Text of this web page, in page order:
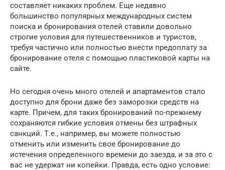
составляет никаких проблем. Еще недавно
большинство популярных международных систем
поиска и бронирования отелей ставили довольно
строгие условия для путешественников и туристов,
требуя частично или полностью внести предоплату за
бронирование отеля с помощью пластиковой карты на
сайте.
Но сегодня очень много отелей и апартаментов стало
доступно для брони даже без заморозки средств на
карте. Причем, для таких бронирований по-прежнему
сохраняются гибкие условия отмены без штрафных
санкций. Т.е., например, вы можете полностью
отменить или изменить свое бронирование до
истечения определенного времени до заезда, и за это с
вас не удержат ни копейки. Правда, есть одно условие: